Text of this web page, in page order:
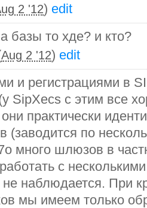
2 '12) edit
базы то хде? и кто?
Aug 2 '12) edit
и регистрациями в
SipXecs с этим все
они практически
(заводится по
много шлюзов в
с
наблюдается. При
мы имеем только